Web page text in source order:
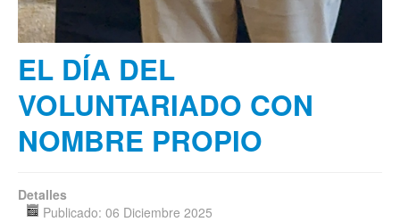
EL DÍA DEL
VOLUNTARIADO CON
NOMBRE PROPIO
Detalles
Publicado: 06 Diciembre 2025